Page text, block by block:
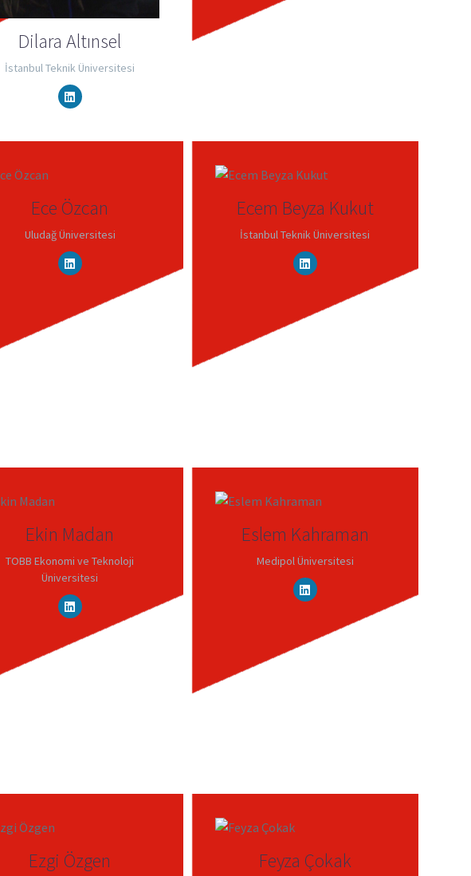
Dilara Altınsel
İstanbul Teknik Üniversitesi
Ece Özcan
Uludağ Üniversitesi
Ecem Beyza Kukut
İstanbul Teknik Üniversitesi
Ekin Madan
TOBB Ekonomi ve Teknoloji
Üniversitesi
Eslem Kahraman
Medipol Üniversitesi
Ezgi Özgen Feyza Çokak